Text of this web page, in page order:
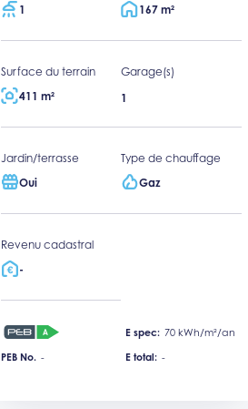
1
167 m²
Surface du terrain
411 m²
Garage(s)
1
Jardin/terrasse
Oui
Type de chauffage
Gaz
Revenu cadastral
-
E spec: 70 kWh/m²/an
PEB No. - E total: -